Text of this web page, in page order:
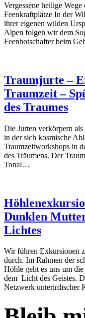
Vergessene heilige
Feenkraftplätze In der
ihrer eigenen wilden
Alpen folgen wir dem
Feenbotschafter beim
Traumjurte –
Traumzeit –
des Traumes
Die Jurten verkörpern
in der sich kosmische
Traumzeitworkshops in
des Träumens. Der
Tonal…
Dunklen
Lichtes
Wir führen Exkursionen
durch. Im Rahmen der
Höhle geht es uns um
dem Licht des Geistes.
Netzwerk unterirdischer